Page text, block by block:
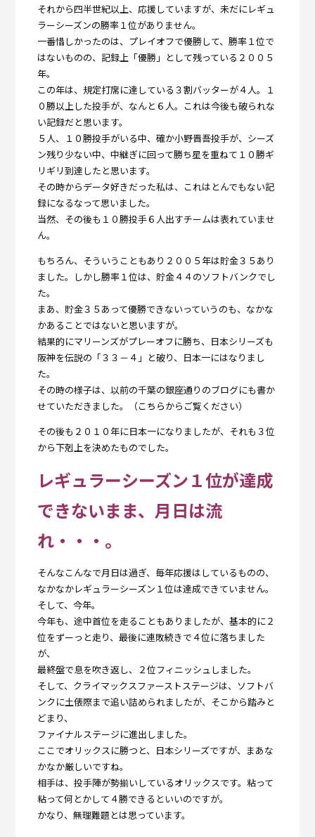
それから四半世紀以上、応援していますが、未だにレギュ
ラーシーズンの勝率１位がありません。
一番惜しかったのは、プレイオフで優勝して、勝率１位で
はないものの、記録上「優勝」として残っている２００５
年。
この年は、規定打席に達している３割バッターが４人。１
０勝以上した投手が、なんと６人。これは今後も破られな
い記録だと思います。
５人、１０勝投手がいる中、確か小野晋吾投手が、シーズ
ン残り少ない中、中継ぎに回って勝ち星を重ねて１０勝ギ
リギリ到達したと思います。
その時からデータ好きだった私は、これはとんでもない記
録になるなって思いました。
当然、その後も１０勝投手６人出すチームは表れていませ
ん。
もちろん、そういうこともあり２００５年は貯金３５あり
ました。しかし勝率１位は、貯金４４のソフトバンクでし
た。
まあ、貯金３５あって優勝できないっていうのも、なかな
かあることではないと思いますが。
結果的にマリーンズがプレーオフに勝ち、日本シリーズも
阪神を伝説の「３３－４」と破り、日本一にはなりまし
た。
その時の様子は、以前の千葉の銀座通りのブログにも書か
せていただきました。（こちらからご覧ください）
その後も２０１０年に日本一になりましたが、それも３位
から下剋上を決めたものでした。
レギュラーシーズン１位が達成
できないまま、月日は流
れ・・・。
そんなこんなで月日は過ぎ、毎年応援はしているものの、
なかなかレギュラーシーズン１位は達成できていません。
そして、今年。
今年も、途中首位を走ることもありましたが、基本的に２
位をずーっと走り、最後に連敗続きで４位に落ちました
が、
最終盤で息を吹き返し、２位フィニッシュしました。
そして、クライマックスファーストステージは、ソフトバ
ンクに土俵際まで追い詰められましたが、そこから踏みと
どまり、
ファイナルステージに進出しました。
ここでオリックスに勝つと、日本シリーズですが、まあな
かなか厳しいですね。
相手は、投手陣が勢揃いしているオリックスです。粘って
粘って何とかして４勝できるといいのですが。
かなり、無理難題とは思っています。